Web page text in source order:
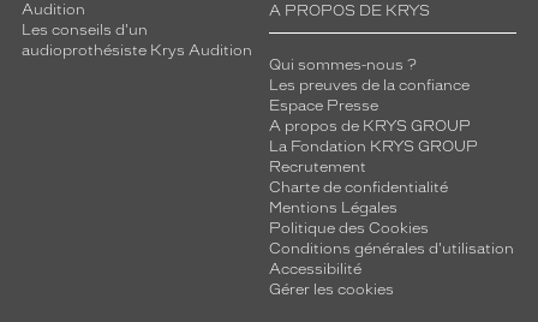
Audition
Les conseils d'un
audioprothésiste Krys Audition
A PROPOS DE KRYS
Qui sommes-nous ?
Les preuves de la confiance
Espace Presse
A propos de KRYS GROUP
La Fondation KRYS GROUP
Recrutement
Charte de confidentialité
Mentions Légales
Politique des Cookies
Conditions générales d'utilisation
Accessibilité
Gérer les cookies